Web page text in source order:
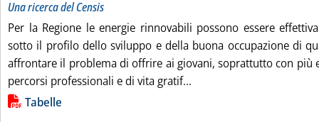
Una ricerca del Censis
Per la Regione le energie rinnovabili possono essere
sotto il profilo dello sviluppo e della buona occupazione di
affrontare il problema di offrire ai giovani, soprattutto con più
percorsi professionali e di vita gratif...
Lista allegati PDF alla notizia
Tabelle